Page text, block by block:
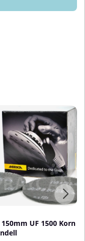
UF 1500 Korn